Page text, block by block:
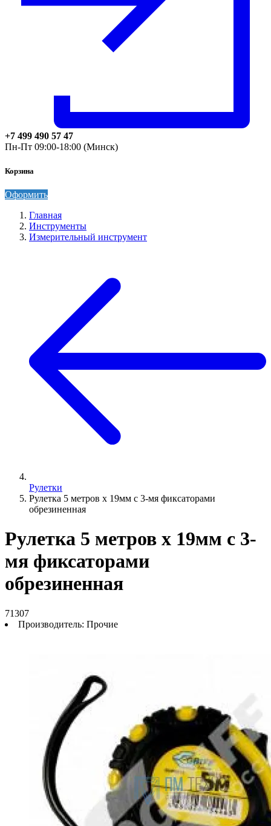
+7 499 490 57 47
Пн-Пт 09:00-18:00 (Минск)
Корзина
Оформить
Главная
Инструменты
Измерительный инструмент
Рулетки
Рулетка 5 метров х 19мм с 3-мя фиксаторами
обрезиненная
Рулетка 5 метров х 19мм с 3-
мя фиксаторами
обрезиненная
71307
Производитель: Прочие